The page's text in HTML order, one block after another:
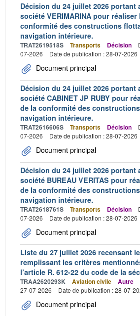
Décision du 24 juillet 2026 portant
société VERIMARINA pour réaliser
conformité des constructions
navigation intérieure.
TRAT2619518S Transports Décision
07-2026
Date de publication : 28-07-2026
Document principal
Décision du 24 juillet 2026 portant
société CABINET JP RUBY pour
de la conformité des
navigation intérieure.
TRAT2616606S Transports Décision
07-2026
Date de publication : 28-07-2026
Document principal
Décision du 24 juillet 2026 portant
société BUREAU VERITAS pour
de la conformité des
navigation intérieure.
TRAT2618761S Transports Décision
07-2026
Date de publication : 28-07-2026
Document principal
Liste du 27 juillet 2026 recensant
remplissant les critères
l’article R. 612-22 du code de la
TRAA2620293K Aviation civile Autre
27-07-2026
Date de publication : 28-07-
Document principal